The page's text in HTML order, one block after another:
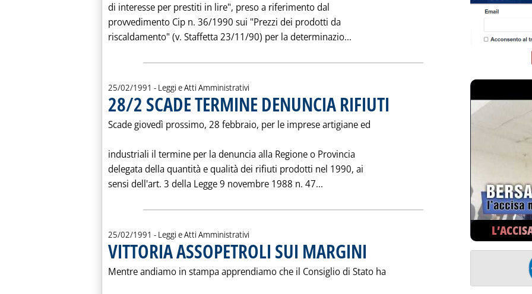
di interesse per prestiti in lire", preso a riferimento dal
provvedimento Cip n. 36/1990 sui "Prezzi dei prodotti da
riscaldamento" (v. Staffetta 23/11/90) per la determinazio... Leggi tutta la notizia: 'TASSO
25/02/1991 - Leggi e Atti Amministrativi
28/2 SCADE TERMINE DENUNCIA RIFIUTI . Pubblicata lunedì 25 febbraio 1991 alle 0.0.
Scade giovedì prossimo, 28 febbraio, per le imprese artigiane ed
industriali il termine per la denuncia alla Regione o Provincia
delegata della quantità e qualità dei rifiuti prodotti nel 1990, ai
sensi dell'art. 3 della Legge 9 novembre 1988 n. 47... Leggi tutta la notizia: '28/2 SCADE TERMINE
25/02/1991 - Leggi e Atti Amministrativi
VITTORIA ASSOPETROLI SUI MARGINI
Mentre andiamo in stampa apprendiamo che il Consiglio di Stato ha